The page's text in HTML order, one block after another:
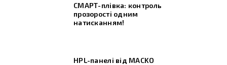
СМАРТ-плівка: контроль
прозорості одним
натисканням!
HPL-панелі від MACKO